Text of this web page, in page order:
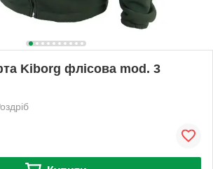
Kiborg флісова mod. 3